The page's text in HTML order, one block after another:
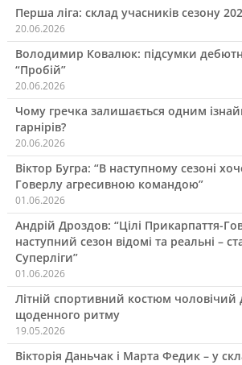
Перша ліга: склад учасників сезону
20.06.2026
Володимир Ковалюк: підсумки
“Пробій”
20.06.2026
Чому гречка залишається одним
гарнірів?
20.06.2026
Віктор Бугра: “В наступному сезоні
Говерлу агресивною командою”
01.06.2026
Андрій Дроздов: “Цілі Прикарпаття-
наступний сезон відомі та реальні –
Суперліги”
01.06.2026
Літній спортивний костюм чоловічий
щоденного ритму
19.05.2026
Вікторія Даньчак і Марта Федик – у